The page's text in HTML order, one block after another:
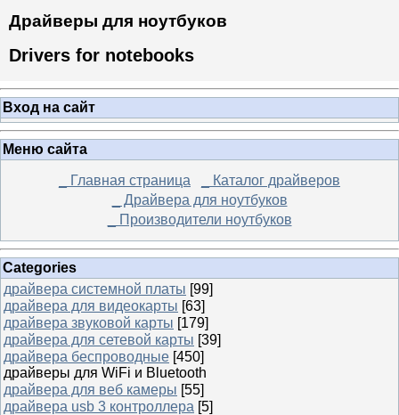
Драйверы для ноутбуков
Drivers for notebooks
Вход на сайт
Меню сайта
_ Главная страница
_ Каталог драйверов
_ Драйвера для ноутбуков
_ Производители ноутбуков
Categories
драйвера системной платы [99]
драйвера для видеокарты [63]
драйвера звуковой карты [179]
драйвера для сетевой карты [39]
драйвера беспроводные [450]
драйверы для WiFi и Bluetooth
драйвера для веб камеры [55]
драйвера usb 3 контроллера [5]